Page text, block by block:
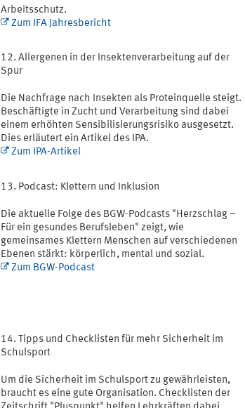
Arbeitsschutz.
Zum IFA Jahresbericht
Allergenen in der Insektenverarbeitung auf der
Spur
Die Nachfrage nach Insekten als Proteinquelle steigt.
Beschäftigte in Zucht und Verarbeitung sind dabei
einem erhöhten Sensibilisierungsrisiko ausgesetzt.
Dies erläutert ein Artikel des IPA.
Zum IPA-Artikel
Podcast: Klettern und Inklusion
Die aktuelle Folge des BGW-Podcasts "Herzschlag –
Für ein gesundes Berufsleben" zeigt, wie
gemeinsames Klettern Menschen auf verschiedenen
Ebenen stärkt: körperlich, mental und sozial.
Zum BGW-Podcast
Tipps und Checklisten für mehr Sicherheit im
Schulsport
Um die Sicherheit im Schulsport zu gewährleisten,
braucht es eine gute Organisation. Checklisten der